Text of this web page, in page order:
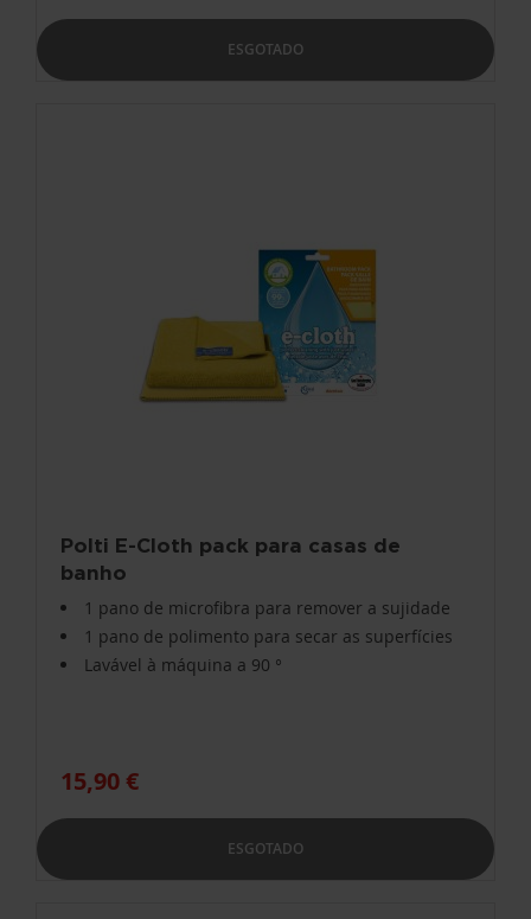
ESGOTADO
Polti E-Cloth pack para casas de
banho
1 pano de microfibra para remover a sujidade
1 pano de polimento para secar as superfícies
Lavável à máquina a 90 °
15,90 €
ESGOTADO